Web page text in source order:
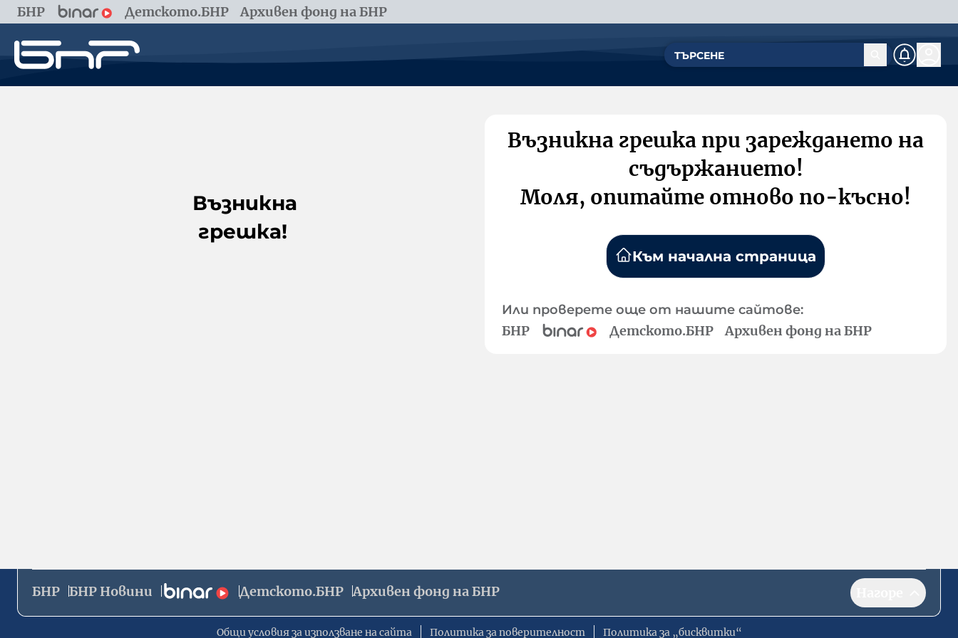
БНР Детското.БНР Архивен фонд на БНР
Възникна
грешка!
Възникна грешка при зареждането на
съдържанието!
Моля, опитайте отново по-късно!
Към начална страница
Или проверете още от нашите сайтове:
БНР Детското.БНР Архивен фонд на БНР
БНР БНР Новини Детското.БНР Архивен фонд на БНР
Общи условия за използване на сайта Политика за поверителност Политика за „бисквитки“